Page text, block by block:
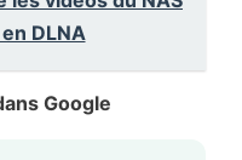
DLNA
Google